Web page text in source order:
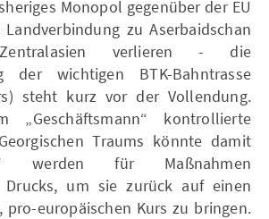
Monopol gegenüber der EU
zu Aserbaidschan
verlieren - die
der wichtigen BTK-Bahntrasse
steht kurz vor der Vollendung.
„Geschäftsmann“ kontrollierte
Traums könnte damit
werden für Maßnahmen
Drucks, um sie zurück auf einen
pro-europäischen Kurs zu bringen.